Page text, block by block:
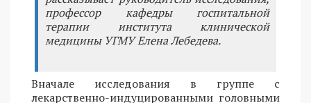
профессор кафедры госпитальной
терапии института клинической
медицины УГМУ Елена Лебедева.
Вначале исследования в группе с
лекарственно-индуцированными головными